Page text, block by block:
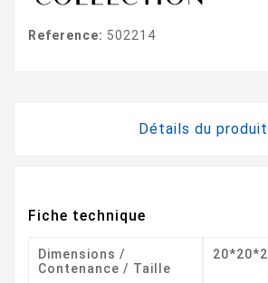
Reference: 502214
Détails du produit
Fiche technique
Dimensions /
Contenance / Taille
20*20*2